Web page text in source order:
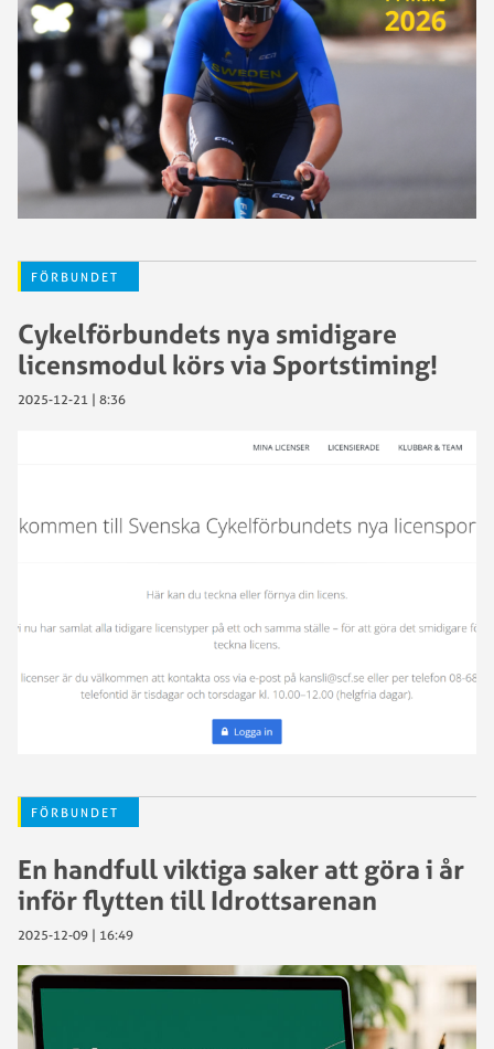
FÖRBUNDET
Cykelförbundets nya smidigare
licensmodul körs via Sportstiming!
2025-12-21 | 8:36
FÖRBUNDET
En handfull viktiga saker att göra i år
inför flytten till Idrottsarenan
2025-12-09 | 16:49